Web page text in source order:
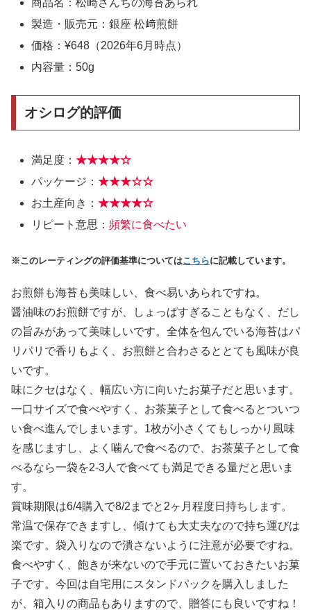
製造・販売元：銀座 松﨑煎餅
価格：¥648（2026年6月時点）
内容量：50g
オシログ的評価
満足度：★★★★☆
パッケージ：★★★☆☆
お土産向き：★★★★☆
リピート意思：頻繁に食べたい
※このレーティングの評価基準についてはこちらに記載しています。
お煎餅も海苔も美味しい、食べ易いあられですね。
醤油味のお煎餅ですが、しょっぱすぎることもなく、だし
の旨みがあって美味しいです。全体を包んでいる海苔はパ
リパリで香りもよく、お煎餅と合わさるととても風味が良
いです。
味にクセはなく、幅広い方に向いたお菓子だと思います。
一口サイズで食べやすく、お茶菓子として食べるとついつ
い食べ進んでしまいます。1枚が小さくてもしっかり風味
を感じますし、よく噛んで食べるので、お茶菓子として食
べるなら一袋を2-3人で食べても満足できる量だと思いま
す。
賞味期限は6/4購入で8/2までと2ヶ月程度日持ちします。
常温で保存できますし、傾けても大丈夫なので持ち運びは
楽です。袋入りなので潰さないように注意が必要ですね。
食べやすく、飽きが来ないので手元に置いておきたいお菓
子です。今回は自宅用にスタンドパックを購入しました
が、箱入りの商品もありますので、贈答にも良いですね！